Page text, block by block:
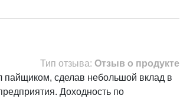
Тип отзыва: Отзыв о продукте
пайщиком, сделав небольшой вклад в
Доходность по